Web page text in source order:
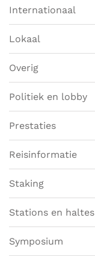
Internationaal
Lokaal
Overig
Politiek en lobby
Prestaties
Reisinformatie
Staking
Stations en haltes
Symposium